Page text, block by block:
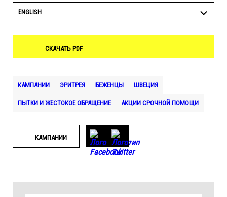
ENGLISH
СКАЧАТЬ PDF
КАМПАНИИ ЭРИТРЕЯ БЕЖЕНЦЫ ШВЕЦИЯ
ПЫТКИ И ЖЕСТОКОЕ ОБРАЩЕНИЕ АКЦИИ СРОЧНОЙ ПОМОЩИ
КАМПАНИИ